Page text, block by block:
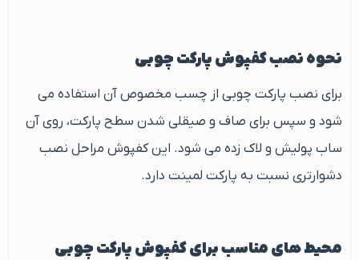
نحوه نصب کفپوش پارکت چوبی
برای نصب پارکت چوبی از چسب مخصوص آن استفاده می
شود و سپس برای صاف و صیقلی شدن سطح پارکت، روی آن
ساب پولیش و لاک زده می شود. این کفپوش مراحل نصب
دشوارتری نسبت به پارکت لمینت دارد.
محیط های مناسب برای کفپوش پارکت چوبی